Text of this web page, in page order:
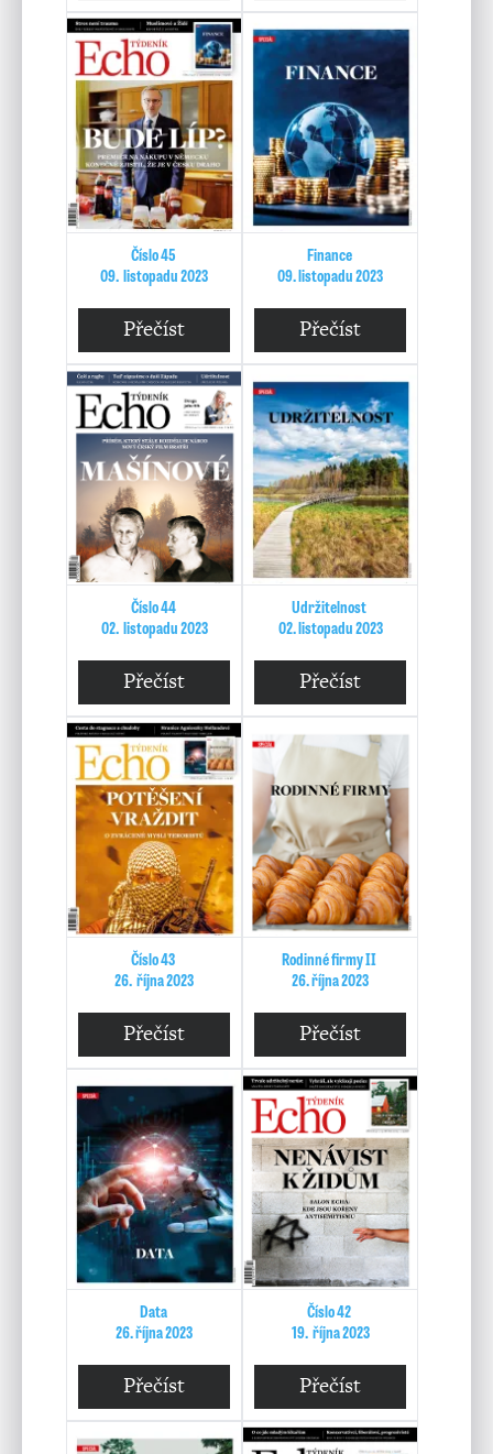
Číslo 45
09. listopadu 2023
Přečíst
Finance
09. listopadu 2023
Přečíst
Číslo 44
02. listopadu 2023
Přečíst
Udržitelnost
02. listopadu 2023
Přečíst
Číslo 43
26. října 2023
Přečíst
Rodinné firmy II
26. října 2023
Přečíst
Data
26. října 2023
Přečíst
Číslo 42
19. října 2023
Přečíst